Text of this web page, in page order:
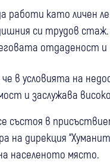
работи като личен
си трудов
отдаденост
в условията на
и заслужава
състоя в
на дирекция
населеното място.